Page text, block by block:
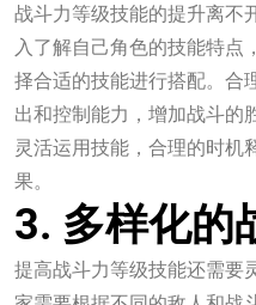
战斗力等级技能的提升离不
入了解自己角色的技能特点
择合适的技能进行搭配。合
出和控制能力，增加战斗的
灵活运用技能，合理的时机
果。
3. 多样化的
提高战斗力等级技能还需要